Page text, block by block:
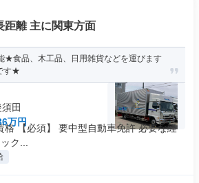
距離 主に関東方面
★食品、木工品、日用雑貨などを運びます
す★
田
万円
格 【必須】 要中型自動車免許 必要な経
ク...